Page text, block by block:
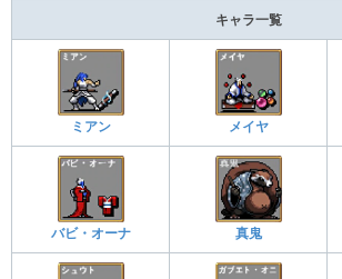
キャラ一覧
ミアン メイヤ
バビ・オーナ 真鬼